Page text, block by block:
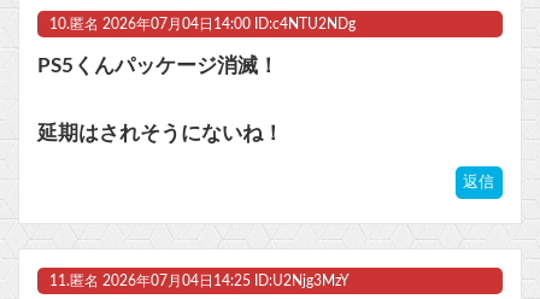
10. 匿名 2026年07月04日14:00 ID:c4NTU2NDg
PS5くんパッケージ消滅！
延期はされそうにないね！
返信
11. 匿名 2026年07月04日14:25 ID:U2Njg3MzY